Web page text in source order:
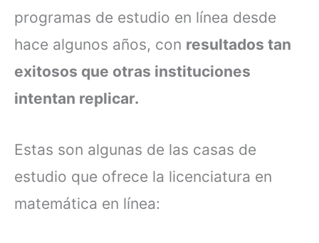
programas de estudio en línea desde
hace algunos años, con resultados tan
exitosos que otras instituciones
intentan replicar.
Estas son algunas de las casas de
estudio que ofrece la licenciatura en
matemática en línea: